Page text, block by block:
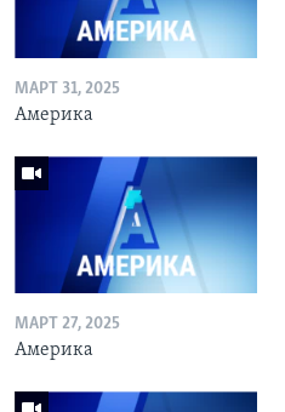
МАРТ 31, 2025
Америка
МАРТ 27, 2025
Америка